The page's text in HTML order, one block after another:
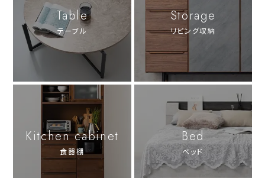
Table
テーブル
Storage
リビング収納
Kitchen cabinet
食器棚
Bed
ベッド